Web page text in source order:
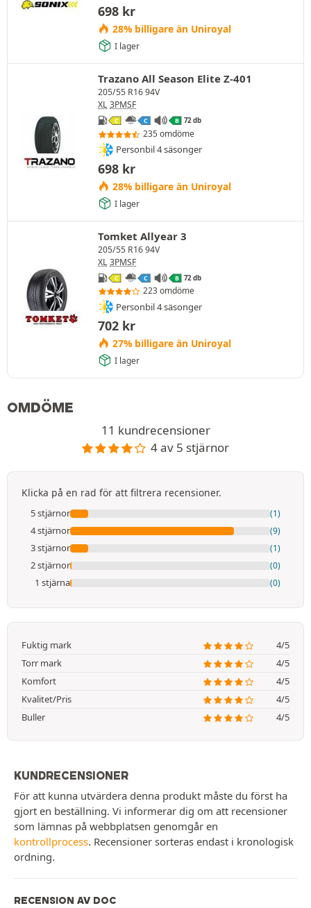
698 kr
28% billigare än Uniroyal
I lager
Trazano All Season Elite Z-401
205/55 R16 94V
XL 3PMSF
C C B 72 db
235 omdöme
Personbil 4 säsonger
698 kr
28% billigare än Uniroyal
I lager
Tomket Allyear 3
205/55 R16 94V
XL 3PMSF
C C B 72 db
223 omdöme
Personbil 4 säsonger
702 kr
27% billigare än Uniroyal
I lager
OMDÖME
11 kundrecensioner
4 av 5 stjärnor
Klicka på en rad för att filtrera recensioner.
5 stjärnor (1)
4 stjärnor (9)
3 stjärnor (1)
2 stjärnor (0)
1 stjärna (0)
Fuktig mark
4/5
Torr mark
4/5
Komfort
4/5
Kvalitet/Pris
4/5
Buller
4/5
KUNDRECENSIONER
För att kunna utvärdera denna produkt måste du först ha
gjort en beställning. Vi informerar dig om att recensioner
som lämnas på webbplatsen genomgår en
kontrollprocess. Recensioner sorteras endast i kronologisk
ordning.
RECENSION AV DOC